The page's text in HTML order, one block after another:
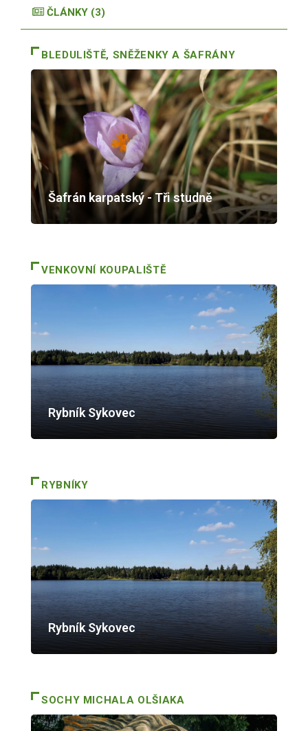
ČLÁNKY (3)
BLEDULIŠTĚ, SNĚŽENKY A ŠAFRÁNY
Šafrán karpatský - Tři studně
VENKOVNÍ KOUPALIŠTĚ
Rybník Sykovec
RYBNÍKY
Rybník Sykovec
SOCHY MICHALA OLŠIAKA